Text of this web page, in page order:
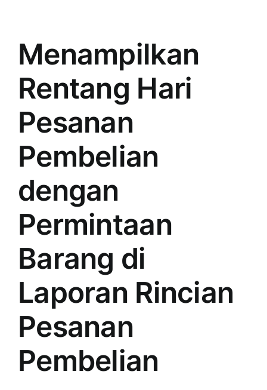
Buku
Besar
Pembantu
Piutang
Dengan
Laporan
Neraca
Menampilkan
Rentang Hari
Pesanan
Pembelian
dengan
Permintaan
Barang di
Laporan Rincian
Pesanan
Pembelian